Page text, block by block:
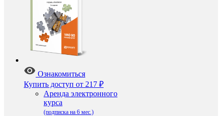
Ознакомиться
Купить доступ от 217 ₽
Аренда электронного
курса
(подписка на 6 мес.)